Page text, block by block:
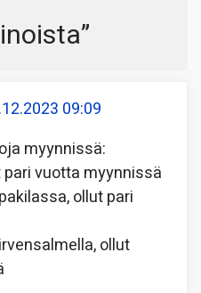
”
09:09
myynnissä:
vuotta myynnissä
ollut pari
ollut